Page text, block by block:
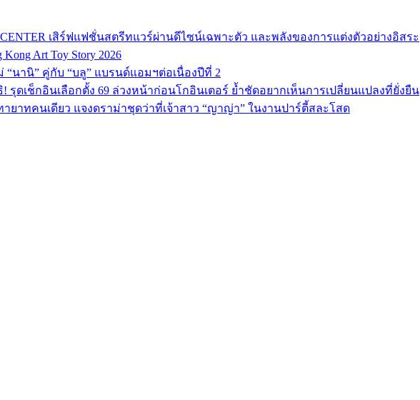
CENTER เสิร์ฟแฟชั่นสตรีทแวร์ผ่านดีไซน์เฉพาะตัว และพลังของการแต่งตัวอย่างอิสระ
Art Toy Story 2026
นานิ” คู่กับ “บลู” แบรนด์แอมฯต่อเนื่องปีที่ 2
ดเช็กอินเลือกตั้ง 69 ล่วงหน้าก่อนโกอินเตอร์ ย้ำชัดอยากเห็นการเปลี่ยนแปลงที่ยั่งยืน
ยาทคนเดียว แจงดราม่าชุดว่าที่เจ้าสาว “ญาญ่า” ในงานปาร์ตี้สละโสด